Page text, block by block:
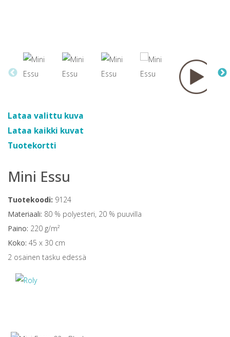
Lataa valittu kuva
Lataa kaikki kuvat
Tuotekortti
Mini Essu
Tuotekoodi: 9124
Materiaali: 80 % polyesteri, 20 % puuvilla
Paino: 220 g/m²
Koko: 45 x 30 cm
2 osainen tasku edessä